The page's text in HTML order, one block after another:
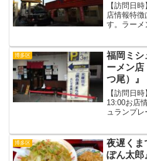
【訪問日
店情報特
す。ラーメ
ていました
メンを...
博多区
福岡ミシ
ーメン店
つ尾）』
【訪問日
13:00お店
ュランプ
きて、常に
ような...
博多区
夜遅くま
ぽん太